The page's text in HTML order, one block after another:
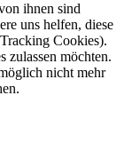
ihnen sind
uns helfen, diese
Cookies).
zulassen möchten.
nicht mehr